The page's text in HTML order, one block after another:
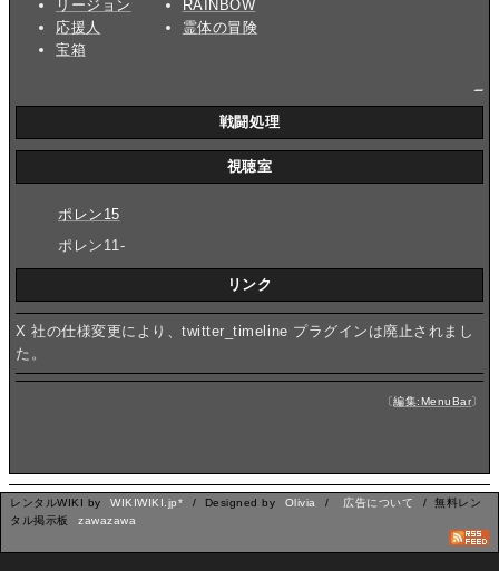
リージョン
応援人
宝箱
RAINBOW
霊体の冒険
戦闘処理
視聴室
ポレン15
ポレン11-
リンク
X 社の仕様変更により、twitter_timeline プラグインは廃止されまし
た。
〔編集:MenuBar〕
レンタルWIKI by WIKIWIKI.jp* / Designed by Olivia / 広告について
/ 無料レン
タル掲示板
zawazawa